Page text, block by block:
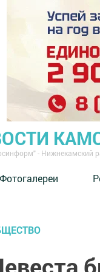
- Нижнекамский
Фотогалереи